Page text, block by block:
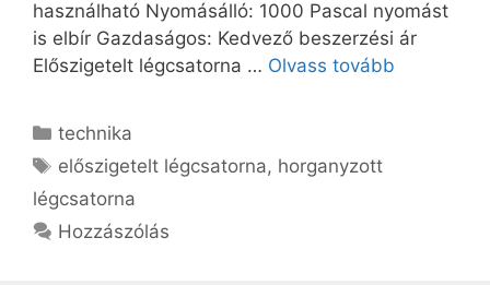
használható Nyomásálló: 1000 Pascal nyomást
is elbír Gazdaságos: Kedvező beszerzési ár
Előszigetelt légcsatorna … Olvass tovább
Kategória
technika
Címkék
előszigetelt légcsatorna, horganyzott
légcsatorna
Hozzászólás